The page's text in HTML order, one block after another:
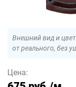
Внешний вид и
от реального, без
Цена: